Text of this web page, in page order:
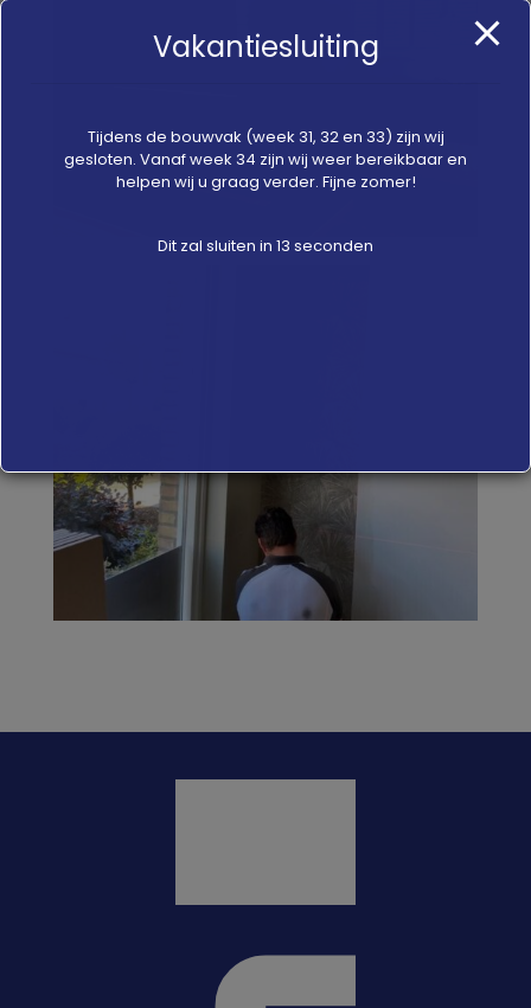
Vakantiesluiting
Tijdens de bouwvak (week 31, 32 en 33) zijn wij
gesloten. Vanaf week 34 zijn wij weer bereikbaar en
helpen wij u graag verder. Fijne zomer!
Dit zal sluiten in 12 seconden